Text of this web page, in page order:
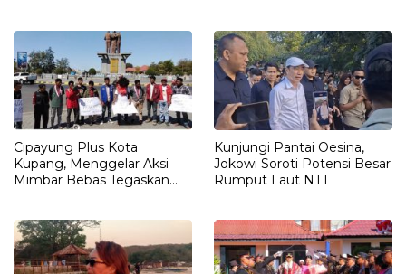
Cipayung Plus Kota
Kupang, Menggelar Aksi
Mimbar Bebas Tegaskan
Kepada JOKO WIDODO
Kunjungi Pantai Oesina,
Jokowi Soroti Potensi Besar
Rumput Laut NTT